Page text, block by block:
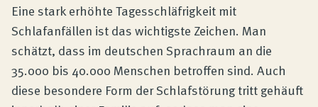
Eine stark erhöhte Tagesschläfrigkeit mit
Schlafanfällen ist das wichtigste Zeichen. Man
schätzt, dass im deutschen Sprachraum an die
35.000 bis 40.000 Menschen betroffen sind. Auch
diese besondere Form der Schlafstörung tritt gehäuft